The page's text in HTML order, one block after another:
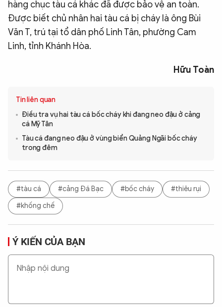
hàng chục tàu cá khác đã được bảo vệ an toàn.
Được biết chủ nhân hai tàu cá bị cháy là ông Bùi
Văn T, trú tại tổ dân phố Linh Tân, phường Cam
Linh, tỉnh Khánh Hòa.
Hữu Toàn
Tin liên quan
Điều tra vụ hai tàu cá bốc cháy khi đang neo đậu ở cảng
cá Mỹ Tân
Tàu cá đang neo đậu ở vùng biển Quảng Ngãi bốc cháy
trong đêm
#tàu cá #cảng Đá Bạc #bốc cháy
#thiêu rụi
#khống chế
Ý KIẾN CỦA BẠN